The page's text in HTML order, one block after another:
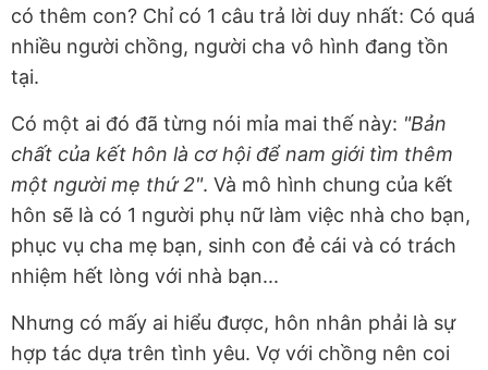
có thêm con? Chỉ có 1 câu trả lời duy nhất: Có quá
nhiều người chồng, người cha vô hình đang tồn
tại.
Có một ai đó đã từng nói mỉa mai thế này: "Bản
chất của kết hôn là cơ hội để nam giới tìm thêm
một người mẹ thứ 2". Và mô hình chung của kết
hôn sẽ là có 1 người phụ nữ làm việc nhà cho bạn,
phục vụ cha mẹ bạn, sinh con đẻ cái và có trách
nhiệm hết lòng với nhà bạn...
Nhưng có mấy ai hiểu được, hôn nhân phải là sự
hợp tác dựa trên tình yêu. Vợ với chồng nên coi